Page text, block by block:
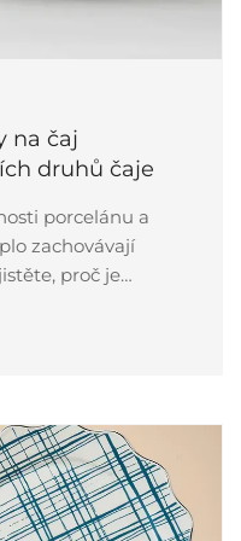
na čaj
druhů čaje
porcelánu a
zachovávají
proč je
hned.